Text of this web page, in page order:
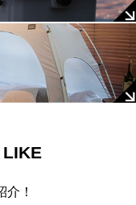
LIKE
介！